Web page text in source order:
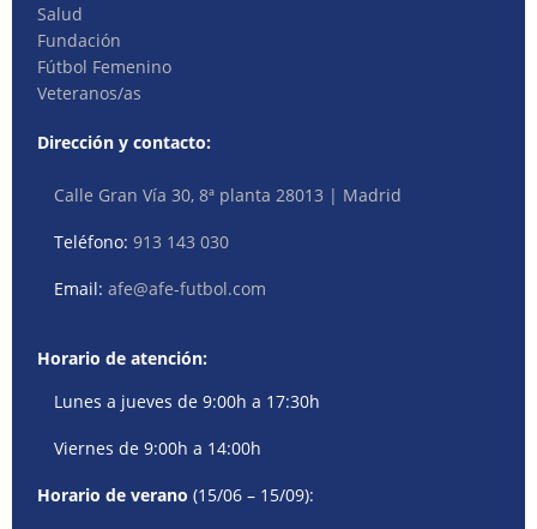
Salud
Fundación
Fútbol Femenino
Veteranos/as
Dirección y contacto:
Calle Gran Vía 30, 8ª planta 28013 | Madrid
Teléfono:913 143 030
Email:afe@afe-futbol.com
Horario de atención:
Lunes a jueves de 9:00h a 17:30h
Viernes de 9:00h a 14:00h
Horario de verano (15/06 – 15/09):